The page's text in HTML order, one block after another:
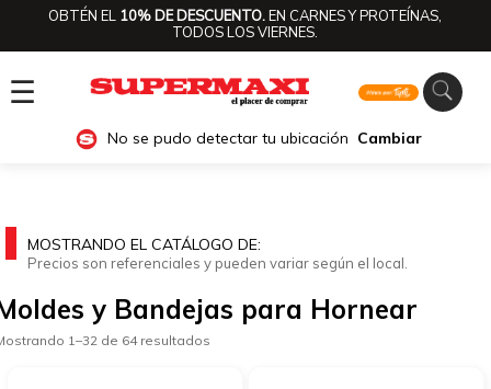
OBTÉN EL 10% DE DESCUENTO.EN CARNES Y PROTEÍNAS,
TODOS LOS VIERNES.
☰
No se pudo detectar tu ubicación Cambiar
MOSTRANDO EL CATÁLOGO DE:
Precios son referenciales y pueden variar según el local.
y Bandejas para Hornear
1–32 de 64 resultados